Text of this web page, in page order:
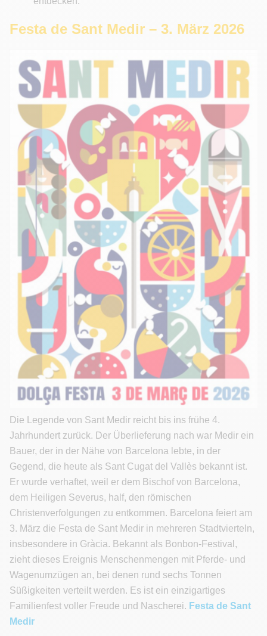
Festa de Sant Medir – 3. März 2026
Die Legende von Sant Medir reicht bis ins frühe 4.
Jahrhundert zurück. Der Überlieferung nach war Medir ein
Bauer, der in der Nähe von Barcelona lebte, in der
Gegend, die heute als Sant Cugat del Vallès bekannt ist.
Er wurde verhaftet, weil er dem Bischof von Barcelona,
dem Heiligen Severus, half, den römischen
Christenverfolgungen zu entkommen. Barcelona feiert am
3. März die Festa de Sant Medir in mehreren Stadtvierteln,
insbesondere in Gràcia. Bekannt als Bonbon-Festival,
zieht dieses Ereignis Menschenmengen mit Pferde- und
Wagenumzügen an, bei denen rund sechs Tonnen
Süßigkeiten verteilt werden. Es ist ein einzigartiges
Familienfest voller Freude und Nascherei. Festa de Sant
Medir